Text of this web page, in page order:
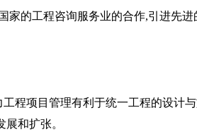
工程咨询服务业的合作,引进先进
项目管理有利于统一工程的设计
和扩张。